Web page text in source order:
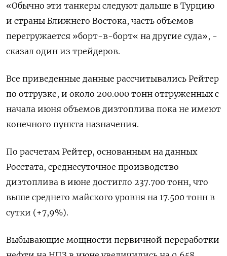
«Обычно эти танкеры следуют дальше в Турцию
и страны Ближнего Востока, часть объемов
перегружается »борт-в-борт« на другие суда», -
сказал один из трейдеров.
Все приведенные данные рассчитывались Рейтер
по отгрузке, и около 200.000 тонн отгруженных с
начала июня объемов дизтоплива пока не имеют
конечного пункта назначения.
По расчетам Рейтер, основанным на данных
Росстата, среднесуточное производство
дизтоплива в июне достигло 237.700 тонн, что
выше среднего майского уровня на 17.500 тонн в
сутки (+7,9%).
Выбывающие мощности первичной переработки